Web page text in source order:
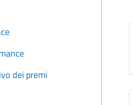
dei premi